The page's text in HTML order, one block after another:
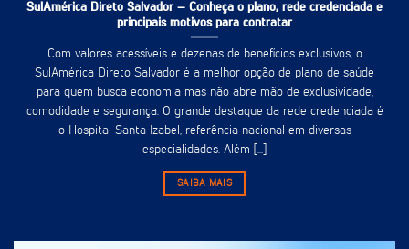
SulAmérica Direto Salvador – Conheça o plano, rede credenciada e
principais motivos para contratar
Com valores acessíveis e dezenas de benefícios exclusivos, o
SulAmérica Direto Salvador é a melhor opção de plano de saúde
para quem busca economia mas não abre mão de exclusividade,
comodidade e segurança. O grande destaque da rede credenciada é
o Hospital Santa Izabel, referência nacional em diversas
especialidades. Além [...]
SAIBA MAIS